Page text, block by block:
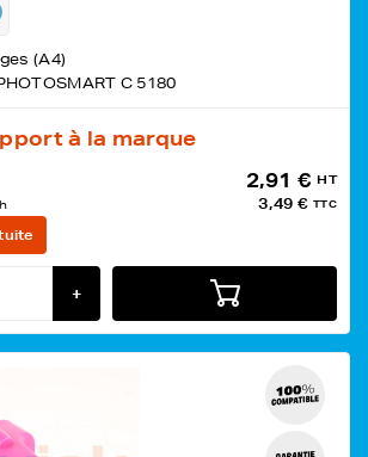
(A4)
C 5180
à la marque
2,91 € HT
3,49 € TTC
+